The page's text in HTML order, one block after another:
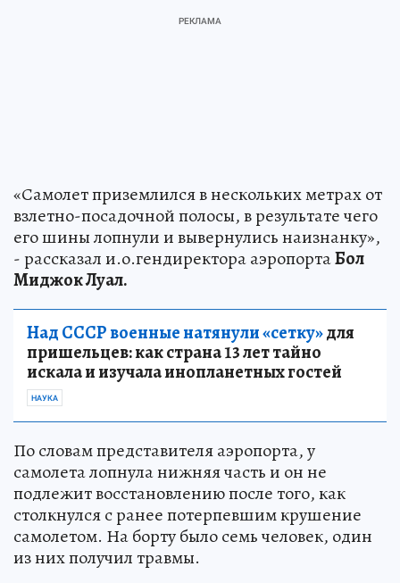
«Самолет приземлился в нескольких метрах от
взлетно-посадочной полосы, в результате чего
его шины лопнули и вывернулись наизнанку»,
- рассказал и.о.гендиректора аэропортаБол
Миджок Луал.
Над СССР военные натянули «сетку»для
пришельцев: как страна 13 лет тайно
искала и изучала инопланетных гостей
НАУКА
По словам представителя аэропорта, у
самолета лопнула нижняя часть и он не
подлежит восстановлению после того, как
столкнулся с ранее потерпевшим крушение
самолетом. На борту было семь человек, один
из них получил травмы.